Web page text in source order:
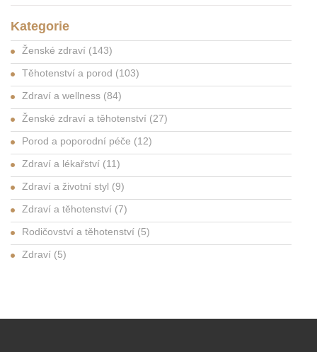
Kategorie
Ženské zdraví (143)
Těhotenství a porod (103)
Zdraví a wellness (84)
Ženské zdraví a těhotenství (27)
Porod a poporodní péče (12)
Zdraví a lékařství (11)
Zdraví a životní styl (9)
Zdraví a těhotenství (7)
Rodičovství a těhotenství (5)
Zdraví (5)